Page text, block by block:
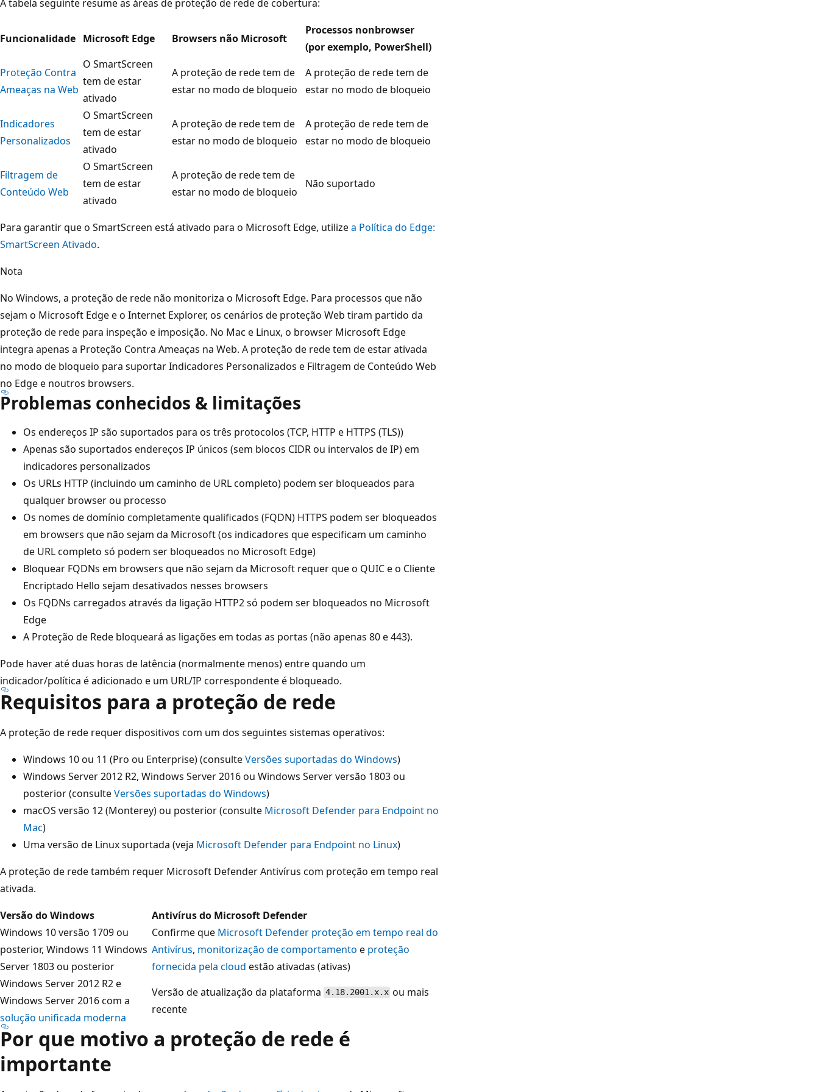
A tabela seguinte resume as áreas de proteção de rede de cobertura:
Funcionalidade Microsoft Edge Browsers não Microsoft
Processos nonbrowser
(por exemplo, PowerShell)
Proteção Contra
Ameaças na Web
O SmartScreen
tem de estar
ativado
A proteção de rede tem de
estar no modo de bloqueio
A proteção de rede tem de
estar no modo de bloqueio
Indicadores
Personalizados
O SmartScreen
tem de estar
ativado
A proteção de rede tem de
estar no modo de bloqueio
A proteção de rede tem de
estar no modo de bloqueio
Filtragem de
Conteúdo Web
O SmartScreen
tem de estar
ativado
A proteção de rede tem de
estar no modo de bloqueio
Não suportado
Para garantir que o SmartScreen está ativado para o Microsoft Edge, utilizea Política do Edge:
SmartScreen Ativado.
Nota
No Windows, a proteção de rede não monitoriza o Microsoft Edge. Para processos que não
sejam o Microsoft Edge e o Internet Explorer, os cenários de proteção Web tiram partido da
proteção de rede para inspeção e imposição. No Mac e Linux, o browser Microsoft Edge
integra apenas a Proteção Contra Ameaças na Web. A proteção de rede tem de estar ativada
no modo de bloqueio para suportar Indicadores Personalizados e Filtragem de Conteúdo Web
no Edge e noutros browsers.
Problemas conhecidos & limitações
Os endereços IP são suportados para os três protocolos (TCP, HTTP e HTTPS (TLS))
Apenas são suportados endereços IP únicos (sem blocos CIDR ou intervalos de IP) em
indicadores personalizados
Os URLs HTTP (incluindo um caminho de URL completo) podem ser bloqueados para
qualquer browser ou processo
Os nomes de domínio completamente qualificados (FQDN) HTTPS podem ser bloqueados
em browsers que não sejam da Microsoft (os indicadores que especificam um caminho
de URL completo só podem ser bloqueados no Microsoft Edge)
Bloquear FQDNs em browsers que não sejam da Microsoft requer que o QUIC e o Cliente
Encriptado Hello sejam desativados nesses browsers
Os FQDNs carregados através da ligação HTTP2 só podem ser bloqueados no Microsoft
Edge
A Proteção de Rede bloqueará as ligações em todas as portas (não apenas 80 e 443).
Pode haver até duas horas de latência (normalmente menos) entre quando um
indicador/política é adicionado e um URL/IP correspondente é bloqueado.
Requisitos para a proteção de rede
A proteção de rede requer dispositivos com um dos seguintes sistemas operativos:
Windows 10 ou 11 (Pro ou Enterprise) (consulteVersões suportadas do Windows)
Windows Server 2012 R2, Windows Server 2016 ou Windows Server versão 1803 ou
posterior (consulteVersões suportadas do Windows)
macOS versão 12 (Monterey) ou posterior (consulte Microsoft Defender para Endpoint no
Mac)
Uma versão de Linux suportada (veja Microsoft Defender para Endpoint no Linux)
A proteção de rede também requer Microsoft Defender Antivírus com proteção em tempo real
ativada.
Versão do Windows
Antivírus do Microsoft Defender
Windows 10 versão 1709 ou
posterior, Windows 11 Windows
Server 1803 ou posterior
Confirme que Microsoft Defender proteção em tempo real do
Antivírus, monitorização de comportamento e proteção
fornecida pela cloud estão ativadas (ativas)
Windows Server 2012 R2 e
Windows Server 2016 com a
solução unificada moderna
Versão de atualização da plataforma 4.18.2001.x.x ou mais
recente
Por que motivo a proteção de rede é
importante